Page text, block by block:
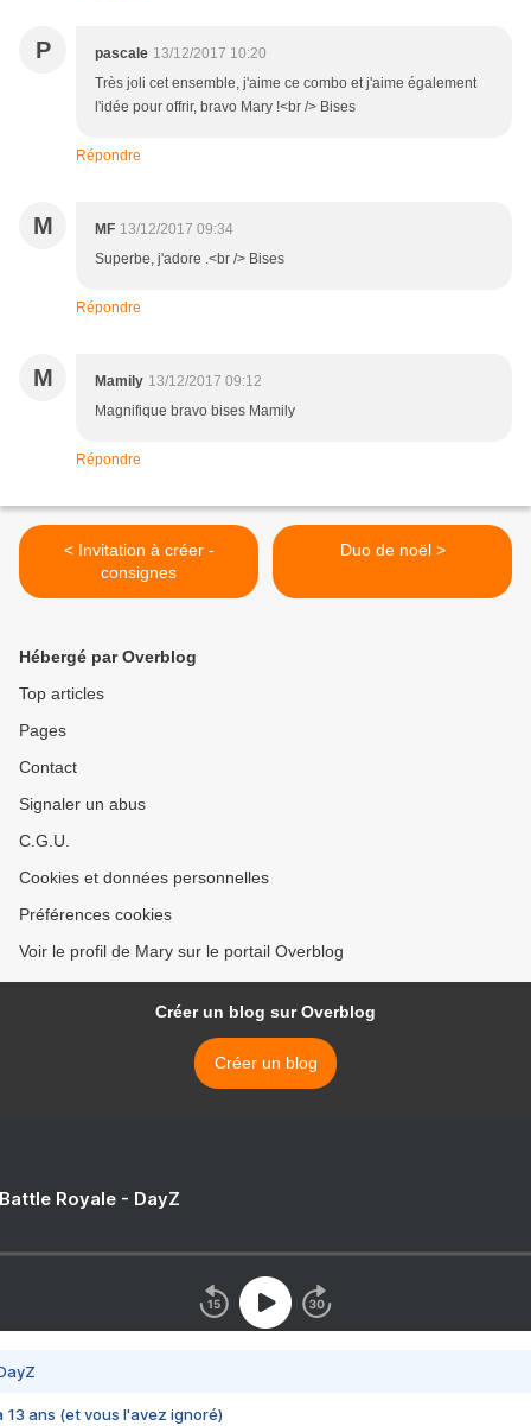
P pascale 13/12/2017 10:20
Très joli cet ensemble, j'aime ce combo et j'aime également
l'idée pour offrir, bravo Mary !<br /> Bises
Répondre
M MF 13/12/2017 09:34
Superbe, j'adore .<br /> Bises
Répondre
M Mamily 13/12/2017 09:12
Magnifique bravo bises Mamily
Répondre
< Invitation à créer -
consignes
Duo de noël >
Hébergé par Overblog
Top articles
Pages
Contact
Signaler un abus
C.G.U.
Cookies et données personnelles
Préférences cookies
Voir le profil de Mary sur le portail Overblog
Créer un blog sur Overblog
Créer un blog
Royale - DayZ
13 ans (et vous l'avez ignoré)